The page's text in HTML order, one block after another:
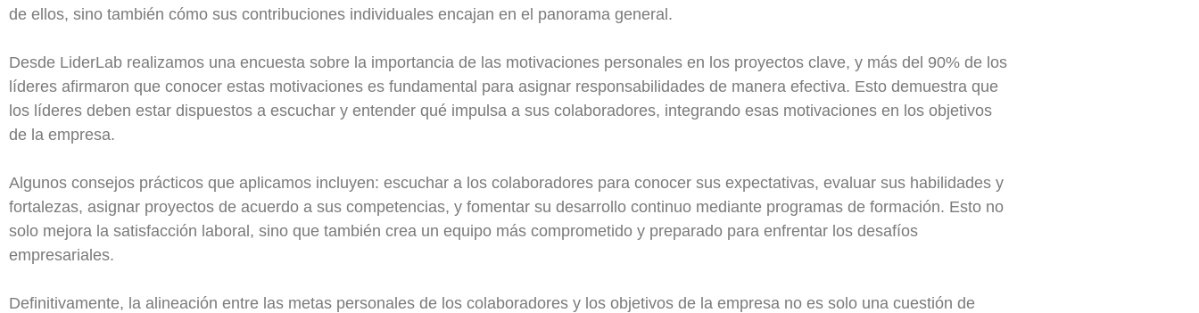
de ellos, sino también cómo sus contribuciones individuales encajan en el panorama general.
Desde LiderLab realizamos una encuesta sobre la importancia de las motivaciones personales en los proyectos clave, y más del 90% de los
líderes afirmaron que conocer estas motivaciones es fundamental para asignar responsabilidades de manera efectiva. Esto demuestra que
los líderes deben estar dispuestos a escuchar y entender qué impulsa a sus colaboradores, integrando esas motivaciones en los objetivos
de la empresa.
Algunos consejos prácticos que aplicamos incluyen: escuchar a los colaboradores para conocer sus expectativas, evaluar sus habilidades y
fortalezas, asignar proyectos de acuerdo a sus competencias, y fomentar su desarrollo continuo mediante programas de formación. Esto no
solo mejora la satisfacción laboral, sino que también crea un equipo más comprometido y preparado para enfrentar los desafíos
empresariales.
Definitivamente, la alineación entre las metas personales de los colaboradores y los objetivos de la empresa no es solo una cuestión de